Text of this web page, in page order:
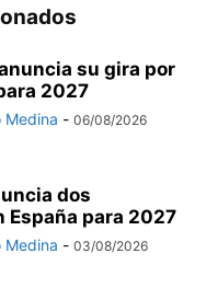
su gira por
2027
Medina - 06/08/2026
dos
España para 2027
Medina - 03/08/2026